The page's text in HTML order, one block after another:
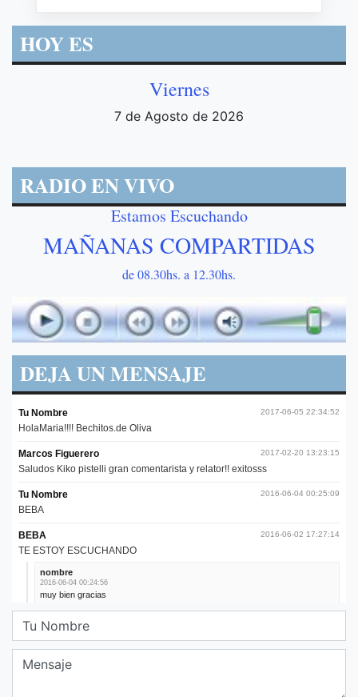
HOY ES
Viernes
7 de Agosto de 2026
RADIO EN VIVO
Estamos Escuchando
MAÑANAS COMPARTIDAS
de 08.30hs. a 12.30hs.
DEJA UN MENSAJE